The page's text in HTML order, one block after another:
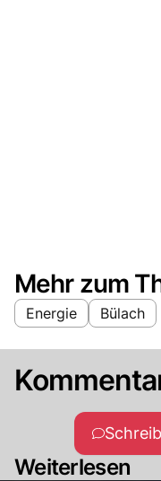
Mehr zum
Energie Bülach
Weiterlesen